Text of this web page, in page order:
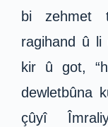
bi zehmet
ragihand û
kir û got,
dewletbûna
çûyî